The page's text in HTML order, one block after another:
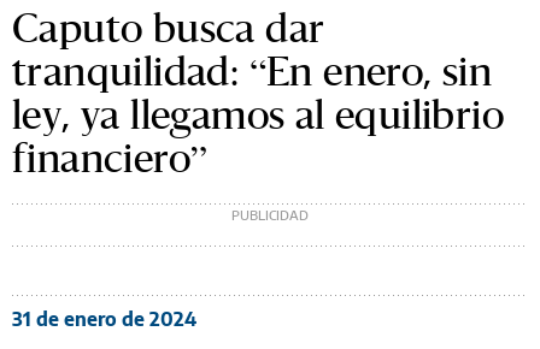
Caputo busca dar
tranquilidad: “En enero, sin
ley, ya llegamos al equilibrio
financiero”
31 de enero de 2024